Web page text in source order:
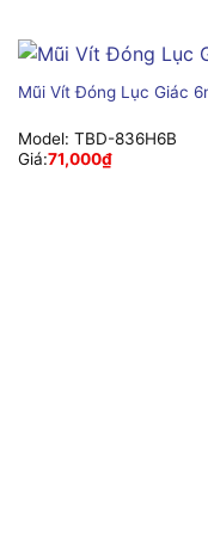
Mũi Vít Đóng Lục Giác
Model: TBD-836H6B
Giá:71,000₫